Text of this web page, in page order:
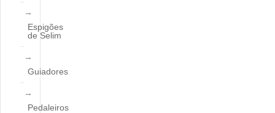
Espigões
de Selim
Guiadores
Pedaleiros